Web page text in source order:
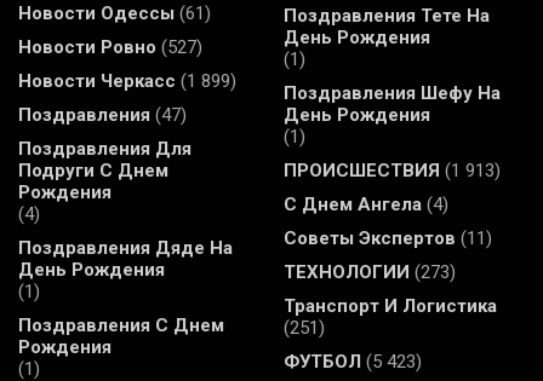
Новости Одессы (61)
Новости Ровно (527)
Новости Черкасс (1 899)
Поздравления (47)
Поздравления Для
Подруги С Днем
Рождения
(4)
Поздравления Дяде На
День Рождения
(1)
Поздравления С Днем
Рождения
(1)
Поздравления Тете На
День Рождения
(1)
Поздравления Шефу На
День Рождения
(1)
ПРОИСШЕСТВИЯ (1 913)
С Днем Ангела (4)
Советы Экспертов (11)
ТЕХНОЛОГИИ (273)
Транспорт И Логистика
(251)
ФУТБОЛ (5 423)